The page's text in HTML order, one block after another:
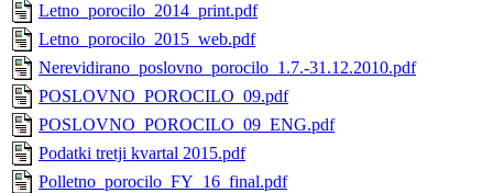
Letno_porocilo_2014_print.pdf
Letno_porocilo_2015_web.pdf
Nerevidirano_poslovno_porocilo_1.7.-31.12.2010.pdf
POSLOVNO_POROCILO_09.pdf
POSLOVNO_POROCILO_09_ENG.pdf
Podatki tretji kvartal 2015.pdf
Polletno_porocilo_FY_16_final.pdf